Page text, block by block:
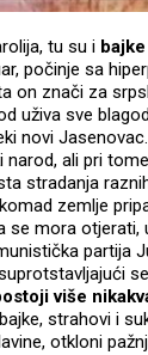
tu su i
počinje sa
on znači za
uživa sve
novi
ali pri
stradanja
zemlje
mora otjerati,
partija
više
strahovi i
otkloni